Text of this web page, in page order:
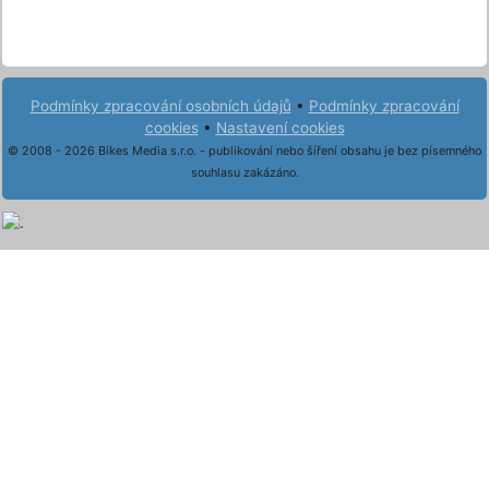
Podmínky zpracování osobních údajů • Podmínky zpracování
cookies• Nastavení cookies
© 2008 - 2026 Bikes Media s.r.o. - publikování nebo šíření obsahu je bez písemného
souhlasu zakázáno.